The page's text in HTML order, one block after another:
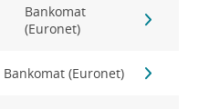
Bankomat
(Euronet)
Bankomat (Euronet)